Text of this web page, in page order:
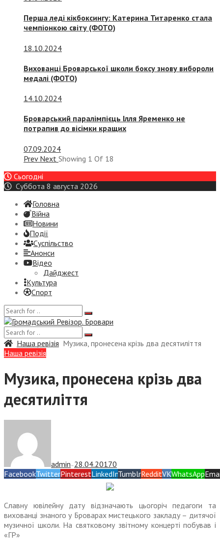
Перша леді кікбоксингу: Катерина Титаренко стала
чемпіонкою світу (ФОТО)
18.10.2024
Вихованці Броварської школи боксу знову вибороли
медалі (ФОТО)
14.10.2024
Броварський паралімпієць Ілля Яременко не
потрапив до вісімки кращих
07.09.2024
Prev Next Showing 1 Of 18
Сьогодні
Суббота 8 августа 2026
Головна
Війна
Новини
Події
Суспiльство
Анонси
Відео
Дайджест
Культура
Спорт
Наша ревізія Музика, пронесена крізь два десятиліття
Наша ревізія
Музика, пронесена крізь два
десятиліття
admin — 28.04.20170
FacebookTwitterPinterestLinkedInTumblrRedditVKWhatsApp
Славну ювілейну дату відзначають цьогоріч педагоги та
вихованці знаного у Броварах мистецького закладу – дитячої
музичної школи. На святковому звітному концерті побував і
«ГР»